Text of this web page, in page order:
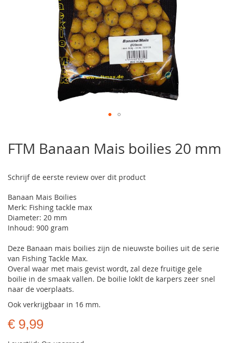
het
begin
de
gallerij
FTM Banaan Mais boilies 20 mm
Schrijf de eerste review over dit product
Banaan Mais Boilies
Merk: Fishing tackle max
Diameter: 20 mm
Inhoud: 900 gram
Deze Banaan mais boilies zijn de nieuwste boilies uit de serie
van Fishing Tackle Max.
Overal waar met mais gevist wordt, zal deze fruitige gele
boilie in de smaak vallen. De boilie loklt de karpers zeer snel
naar de voerplaats.
Ook verkrijgbaar in 16 mm.
€ 9,99